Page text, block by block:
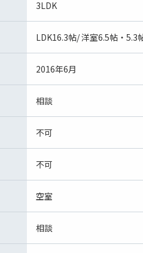
3LDK
LDK16.3帖/ 洋室6.5帖・5.3
2016年6月
相談
不可
不可
空室
相談